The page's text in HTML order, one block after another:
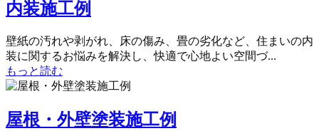
内装施工例
壁紙の汚れや剥がれ、床の傷み、畳の劣化など、住まいの内
装に関するお悩みを解決し、快適で心地よい空間づ...
もっと読む
屋根・外壁塗装施工例